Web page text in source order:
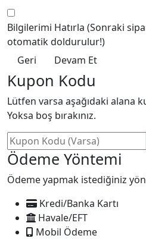
Bilgilerimi Hatırla (Sonraki
otomatik doldurulur!)
Geri
Devam Et
Kupon Kodu
Lütfen varsa aşağıdaki alana
Yoksa boş bırakınız.
Ödeme Yöntemi
Ödeme yapmak istediğiniz
Kredi/Banka Kartı
Havale/EFT
Mobil Ödeme